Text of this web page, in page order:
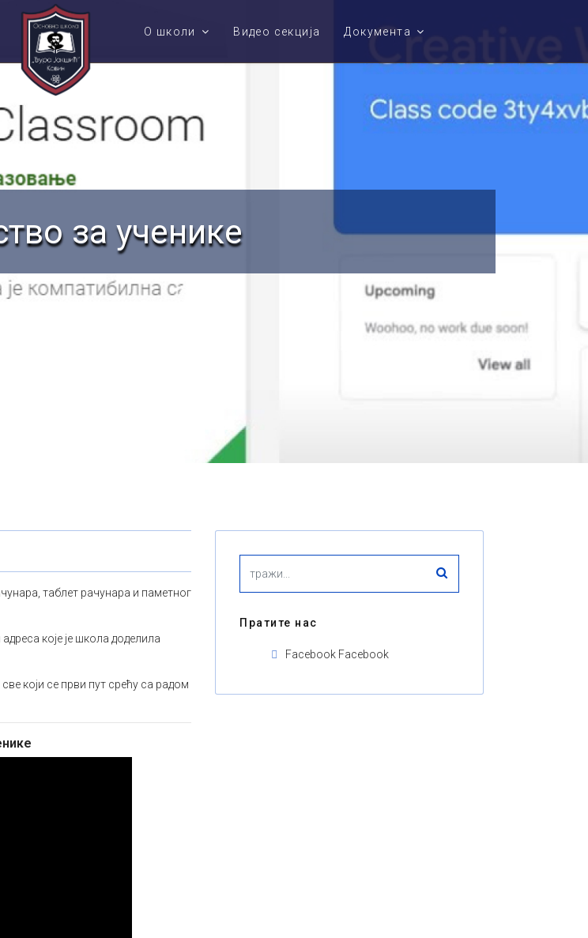
О школи Видео секција Документа
за ученике
таблет рачунара и паметног
које је школа доделила
који се први пут срећу са радом
Пратите нас
Facebook Facebook